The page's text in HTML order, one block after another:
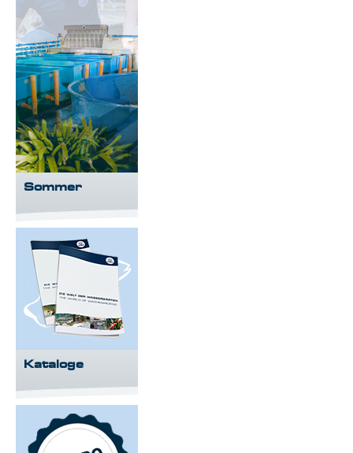
Sommer
Kataloge